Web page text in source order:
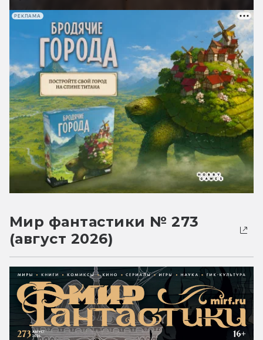
РЕКЛАМА
Мир фантастики № 273
(август 2026)